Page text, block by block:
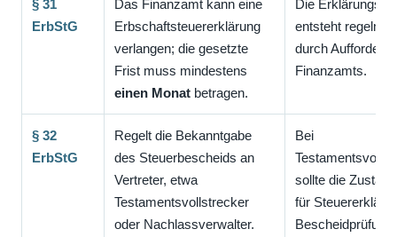
§ 31
ErbStG
Das Finanzamt kann eine
Erbschaftsteuererklärung
verlangen; die gesetzte
Frist muss mindestens
einen Monat betragen.
Die
entsteht
durch
Finanzamts.
§ 32
ErbStG
Regelt die Bekanntgabe
des Steuerbescheids an
Vertreter, etwa
Testamentsvollstrecker
oder Nachlassverwalter.
Bei
sollte die
für
Bescheidprüfung